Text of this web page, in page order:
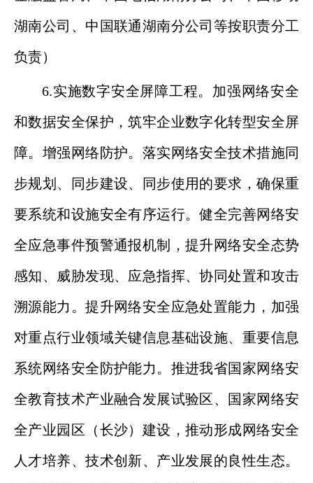
湖南公司、中国联通湖南分公司等按职责分工
负责）
6.实施数字安全屏障工程。加强网络安全
和数据安全保护，筑牢企业数字化转型安全屏
障。增强网络防护。落实网络安全技术措施同
步规划、同步建设、同步使用的要求，确保重
要系统和设施安全有序运行。健全完善网络安
全应急事件预警通报机制，提升网络安全态势
感知、威胁发现、应急指挥、协同处置和攻击
溯源能力。提升网络安全应急处置能力，加强
对重点行业领域关键信息基础设施、重要信息
系统网络安全防护能力。推进我省国家网络安
全教育技术产业融合发展试验区、国家网络安
全产业园区（长沙）建设，推动形成网络安全
人才培养、技术创新、产业发展的良性生态。